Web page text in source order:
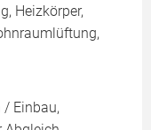
Heizkörper,
/ Einbau,